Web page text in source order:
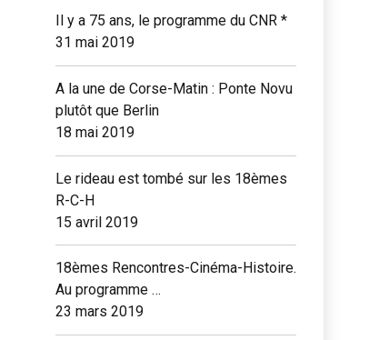
Il y a 75 ans, le programme du CNR *
31 mai 2019
A la une de Corse-Matin : Ponte Novu
plutôt que Berlin
18 mai 2019
Le rideau est tombé sur les 18èmes
R-C-H
15 avril 2019
18èmes Rencontres-Cinéma-Histoire.
Au programme …
23 mars 2019